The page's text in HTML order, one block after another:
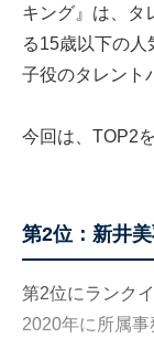
キング』は、タ
る15歳以下の
子役のタレント
今回は、TOP2
第2位：新井
第2位にランク
2020年に所属